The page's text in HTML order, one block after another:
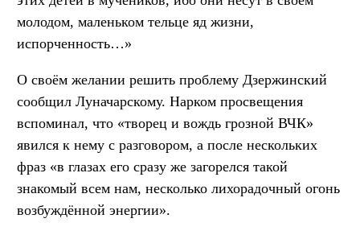
молодом, маленьком тельце яд жизни,
испорченность…»
О своём желании решить проблему Дзержинский
сообщил Луначарскому. Нарком просвещения
вспоминал, что «творец и вождь грозной ВЧК»
явился к нему с разговором, а после нескольких
фраз «в глазах его сразу же загорелся такой
знакомый всем нам, несколько лихорадочный огонь
возбуждённой энергии».